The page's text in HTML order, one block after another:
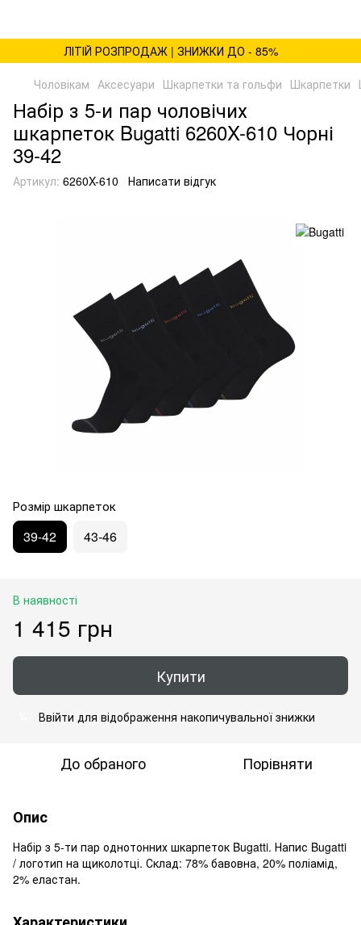
ЛІТІЙ РОЗПРОДАЖ | ЗНИЖКИ ДО - 85%
Чоловікам Аксесуари Шкарпетки та гольфи Шкарпетки
Набір з 5-и пар чоловічих
шкарпеток Bugatti 6260X-610 Чорні
39-42
Артикул: 6260X-610 Написати відгук
Розмір шкарпеток
39-42 43-46
В наявності
1 415 грн
Купити
Ввійти для відображення накопичувальної знижки
До обраного Порівняти
Опис
Набір з 5-ти пар однотонних шкарпеток Bugatti. Напис Bugatti
/ логотип на щиколотці. Склад: 78% бавовна, 20% поліамід,
2% еластан.